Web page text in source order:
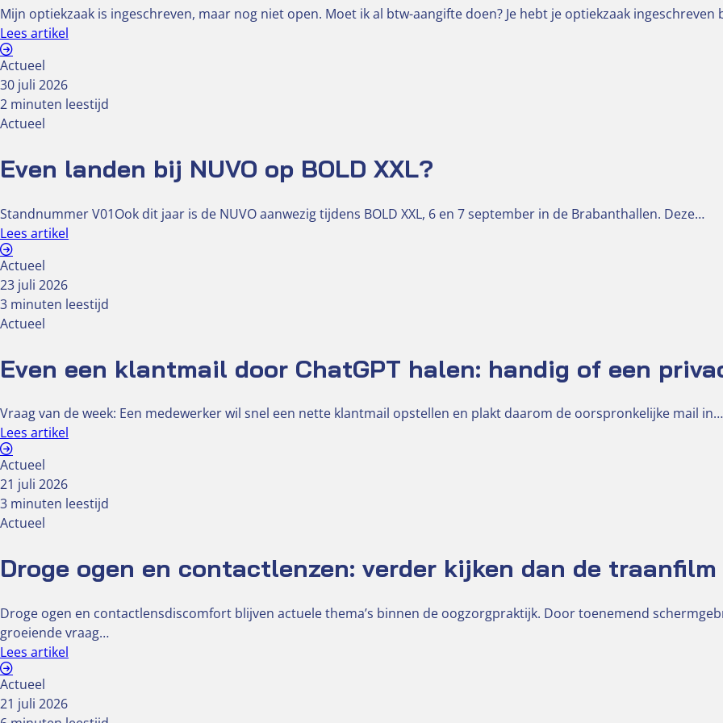
Mijn optiekzaak is ingeschreven, maar nog niet open. Moet ik al btw-aangifte doen? Je hebt je optiekzaak ingeschreven
Lees artikel
Actueel
30 juli 2026
2 minuten leestijd
Actueel
Even landen bij NUVO op BOLD XXL?
Standnummer V01Ook dit jaar is de NUVO aanwezig tijdens BOLD XXL, 6 en 7 september in de Brabanthallen. Deze…
Lees artikel
Actueel
23 juli 2026
3 minuten leestijd
Actueel
Even een klantmail door ChatGPT halen: handig of een
Vraag van de week: Een medewerker wil snel een nette klantmail opstellen en plakt daarom de oorspronkelijke mail in…
Lees artikel
Actueel
21 juli 2026
3 minuten leestijd
Actueel
Droge ogen en contactlenzen: verder kijken dan de traanfilm
Droge ogen en contactlensdiscomfort blijven actuele thema’s binnen de oogzorgpraktijk. Door toenemend
groeiende vraag…
Lees artikel
Actueel
21 juli 2026